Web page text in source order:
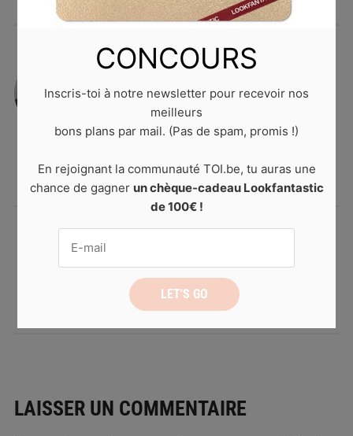
Laura D.
Mordue de musique, technologie et
voyage, elle suit l’actualité et les
tendances de près sur les réseaux
sociaux.
l'alimentation intuitive
LAISSER UN COMMENTAIRE
CONCOURS
Inscris-toi à notre newsletter pour recevoir nos
meilleurs
bons plans par mail. (Pas de spam, promis !)
En rejoignant la communauté TOI.be, tu auras une
chance de gagner un chèque-cadeau Lookfantastic
de 100€ !